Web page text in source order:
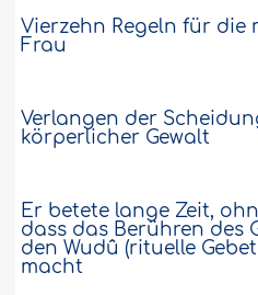
Vierzehn Regeln für die
Frau
Verlangen der
körperlicher Gewalt
Er betete lange Zeit,
dass das Berühren des
den Wudû (rituelle
macht